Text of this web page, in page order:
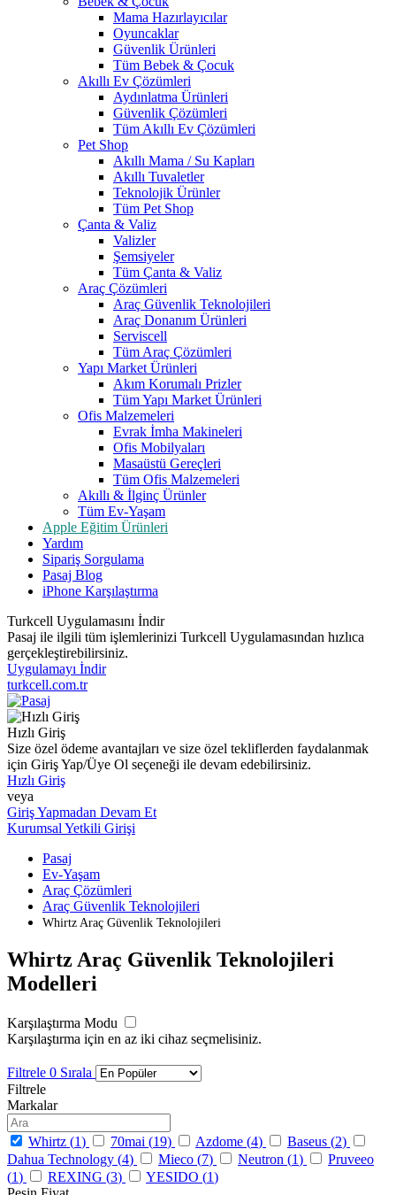
Mama Hazırlayıcılar
Oyuncaklar
Güvenlik Ürünleri
Tüm Bebek & Çocuk
Akıllı Ev Çözümleri
Aydınlatma Ürünleri
Güvenlik Çözümleri
Tüm Akıllı Ev Çözümleri
Pet Shop
Akıllı Mama / Su Kapları
Akıllı Tuvaletler
Teknolojik Ürünler
Tüm Pet Shop
Çanta & Valiz
Valizler
Şemsiyeler
Tüm Çanta & Valiz
Araç Çözümleri
Araç Güvenlik Teknolojileri
Araç Donanım Ürünleri
Serviscell
Tüm Araç Çözümleri
Yapı Market Ürünleri
Akım Korumalı Prizler
Tüm Yapı Market Ürünleri
Ofis Malzemeleri
Evrak İmha Makineleri
Ofis Mobilyaları
Masaüstü Gereçleri
Tüm Ofis Malzemeleri
Akıllı & İlginç Ürünler
Tüm Ev-Yaşam
Apple Eğitim Ürünleri
Yardım
Sipariş Sorgulama
Pasaj Blog
iPhone Karşılaştırma
Turkcell Uygulamasını İndir
Pasaj ile ilgili tüm işlemlerinizi Turkcell Uygulamasından hızlıca
gerçekleştirebilirsiniz.
Uygulamayı İndir
turkcell.com.tr
Hızlı Giriş
Size özel ödeme avantajları ve size özel tekliflerden faydalanmak
için Giriş Yap/Üye Ol seçeneği ile devam edebilirsiniz.
Hızlı Giriş
veya
Giriş Yapmadan Devam Et
Kurumsal Yetkili Girişi
Pasaj
Ev-Yaşam
Araç Çözümleri
Araç Güvenlik Teknolojileri
Whirtz Araç Güvenlik Teknolojileri
Whirtz Araç Güvenlik Teknolojileri
Modelleri
Karşılaştırma Modu
Karşılaştırma için en az iki cihaz seçmelisiniz.
Filtrele 0 Sırala
Filtrele
Markalar
Whirtz (1) 70mai (19) Azdome (4) Baseus (2)
Dahua Technology (4) Mieco (7) Neutron (1)
Pruveeo
(1) REXING (3) YESIDO (1)